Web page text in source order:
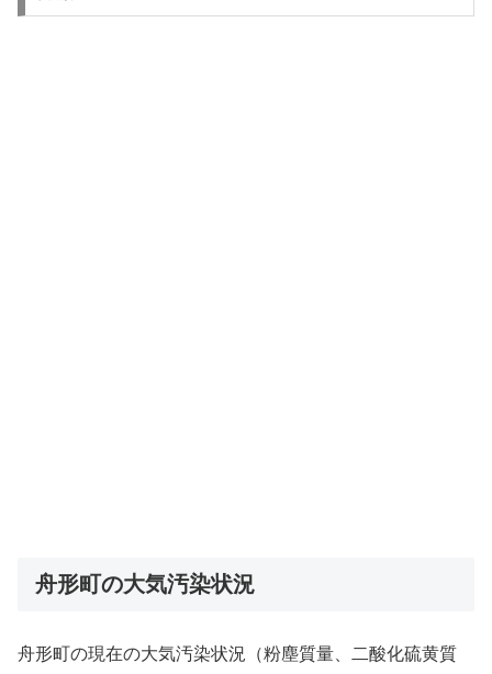
舟形町の大気汚染状況
舟形町の現在の大気汚染状況（粉塵質量、二酸化硫黄質